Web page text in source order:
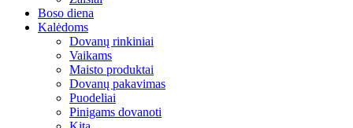
Boso diena
Kalėdoms
Dovanų rinkiniai
Vaikams
Maisto produktai
Dovanų pakavimas
Puodeliai
Pinigams dovanoti